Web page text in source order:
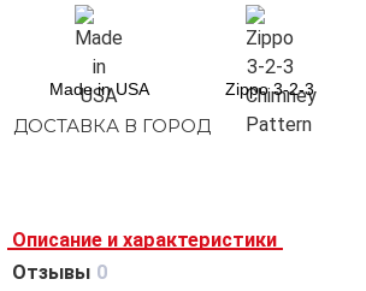
Made in USA Zippo 3-2-3
ДОСТАВКА В ГОРОД
Описание и характеристики
Отзывы 0